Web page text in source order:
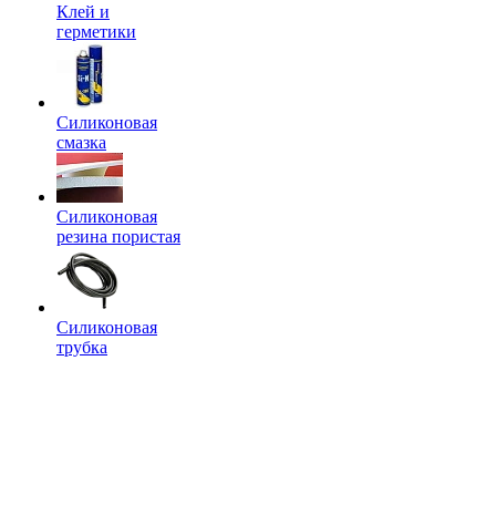
Клей и
герметики
Силиконовая
смазка
Силиконовая
резина пористая
Силиконовая
трубка